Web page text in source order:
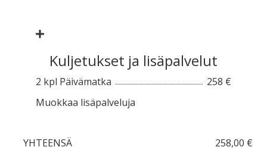
Kuljetukset ja lisäpalvelut
2 kpl Päivämatka
258 €
Muokkaa lisäpalveluja
YHTEENSÄ
258,00 €